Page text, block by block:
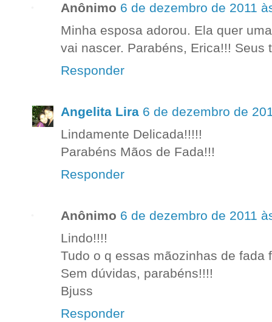
Anônimo 6 de dezembro de 2011
Minha esposa adorou. Ela quer
vai nascer. Parabéns, Erica!!!
Responder
Angelita Lira 6 de dezembro de
Lindamente Delicada!!!!!
Parabéns Mãos de Fada!!!
Responder
Anônimo 6 de dezembro de 2011
Lindo!!!!
Tudo o q essas mãozinhas de fada
Sem dúvidas, parabéns!!!!
Bjuss
Responder